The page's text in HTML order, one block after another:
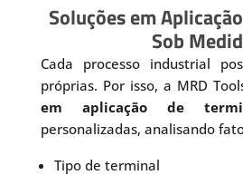
Soluções em
Sob
Cada processo industrial
próprias. Por isso, a MRD
em aplicação de
personalizadas, analisando
Tipo de terminal